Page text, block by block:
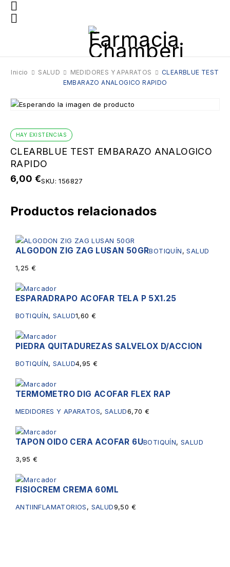
Inicio SALUD MEDIDORES Y APARATOS
CLEARBLUE TEST
EMBARAZO ANALOGICO RAPIDO
HAY EXISTENCIAS
CLEARBLUE TEST EMBARAZO ANALOGICO
RAPIDO
6,00 €SKU:156827
Productos relacionados
ALGODON ZIG ZAG LUSAN 50GRBOTIQUÍN,SALUD
1,25 €
ESPARADRAPO ACOFAR TELA P 5X1.25
BOTIQUÍN,SALUD1,60€
PIEDRA QUITADUREZAS SALVELOX D/ACCION
BOTIQUÍN,SALUD4,95€
TERMOMETRO DIG ACOFAR FLEX RAP
MEDIDORES Y APARATOS, SALUD6,70 €
TAPON OIDO CERA ACOFAR 6UBOTIQUÍN,SALUD
3,95 €
FISIOCREM CREMA 60ML
ANTIINFLAMATORIOS, SALUD9,50 €